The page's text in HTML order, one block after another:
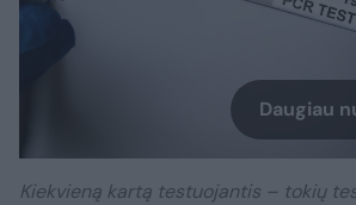
Daugiau
Kiekvieną kartą testuojantis – tokių